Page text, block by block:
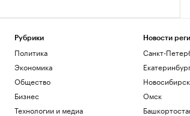
Рубрики
Политика
Экономика
Общество
Бизнес
Технологии и медиа
Новости
Санкт-
Новосибирск
Омск